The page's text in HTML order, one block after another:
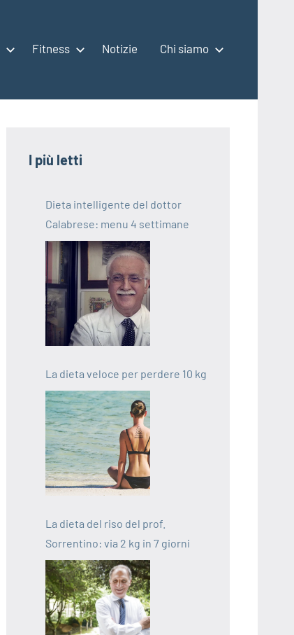
Fitness Notizie Chi siamo
I più letti
Dieta intelligente del dottor
Calabrese: menu 4 settimane
La dieta veloce per perdere 10 kg
La dieta del riso del prof.
Sorrentino: via 2 kg in 7 giorni